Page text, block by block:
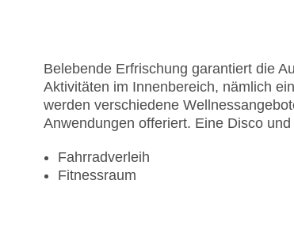
Belebende Erfrischung garantiert die
Aktivitäten im Innenbereich, nämlich
werden verschiedene
Anwendungen offeriert. Eine Disco
Fahrradverleih
Fitnessraum